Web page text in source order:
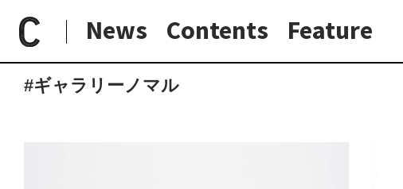
News Contents Feature
日常と現場
paperC タグ ギャラリーノマル
#ギャラリーノマル